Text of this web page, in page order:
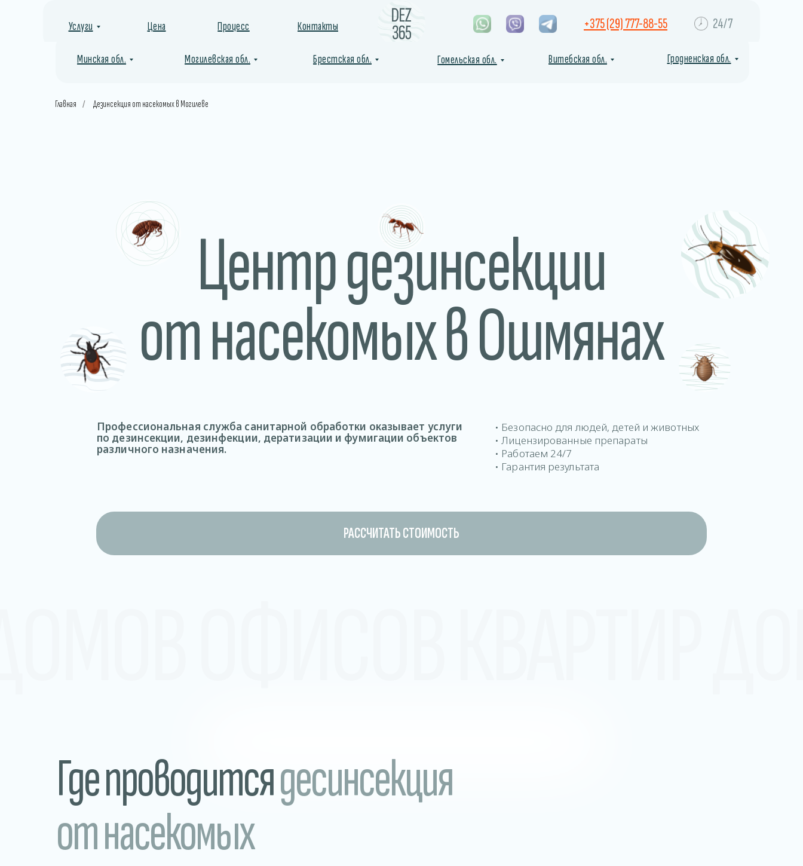
+375 (29) 777-88-55
Услуги Процесс Контакты 24/7
Цена
Могилевская обл.
Минская обл. Брестская обл. Гомельская обл. Гродненская обл.
Витебская обл.
Главная / Дезинсекция от насекомых в Могилеве
Центр дезинсекции
от насекомых в Ошмянах
РАССЧИТАТЬ СТОИМОСТЬ
• Безопасно для людей, детей и животных
• Лицензированные препараты
• Работаем 24/7
• Гарантия результата
Профессиональная служба санитарной обработки оказывает услуги
по дезинсекции, дезинфекции, дератизации и фумигации объектов
различного назначения.
Где проводитсядесинсекция
от насекомых